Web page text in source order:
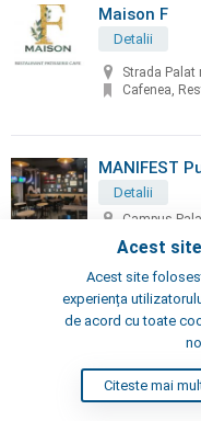
Maison F
Detalii
Strada Palat
Cafenea,
MANIFEST
Detalii
Campus
Pub, Cafenea
Milano
Iulius Mall
Cafenea
Acest
Acest site
experiența
de acord cu toate
Citeste mai